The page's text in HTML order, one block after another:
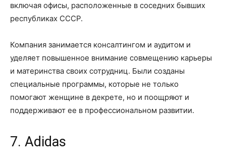
включая офисы, расположенные в соседних бывших
республиках СССР.
Компания занимается консалтингом и аудитом и
уделяет повышенное внимание совмещению карьеры
и материнства своих сотрудниц. Были созданы
специальные программы, которые не только
помогают женщине в декрете, но и поощряют и
поддерживают ее в профессиональном развитии.
7. Adidas